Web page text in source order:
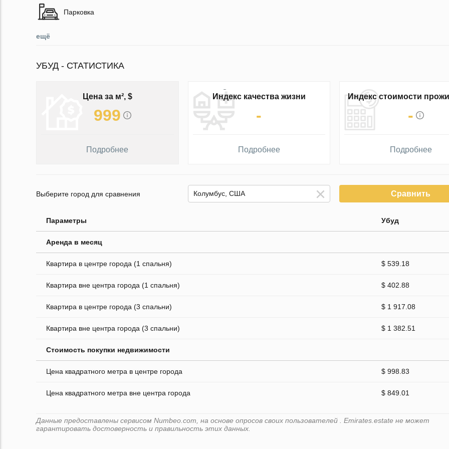
Парковка
ещё
УБУД - СТАТИСТИКА
Цена за м², $
999
Подробнее
Индекс качества жизни
-
Подробнее
Индекс стоимости
-
Подробнее
Выберите город для сравнения Сравнить
Параметры Убуд
Аренда в месяц
Квартира в центре города (1 спальня) $ 539.18
Квартира вне центра города (1 спальня) $ 402.88
Квартира в центре города (3 спальни) $ 1 917.08
Квартира вне центра города (3 спальни) $ 1 382.51
Стоимость покупки недвижимости
Цена квадратного метра в центре города $ 998.83
Цена квадратного метра вне центра города $ 849.01
Данные предоставлены сервисом Numbeo.com, на основе опросов своих пользователей . Emirates.estate не может
гарантировать достоверность и правильность этих данных.